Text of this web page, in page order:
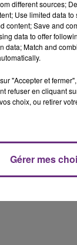
l'anniversaire
Une fête est
conviés !
19h00 -
LA
different sources;
Use limited data
content; Save and
data to offer
data; Match and
"Accepter et
refuser en cliquant
choix, ou retirer
Gérer mes